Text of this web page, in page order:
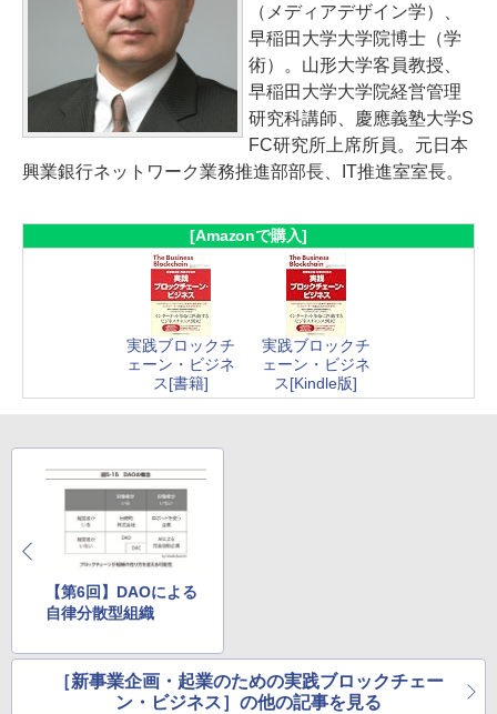
（メディアデザイン学）、
早稲田大学大学院博士（学
術）。山形大学客員教授、
早稲田大学大学院経営管理
研究科講師、慶應義塾大学S
FC研究所上席所員。元日本
興業銀行ネットワーク業務推進部部長、IT推進室室長。
[Amazonで購入]
実践ブロックチ
ェーン・ビジネ
ス[書籍]
実践ブロックチ
ェーン・ビジネ
ス[Kindle版]
【第6回】DAOによる
自律分散型組織
［新事業企画・起業のための実践ブロックチェー
ン・ビジネス］の他の記事を見る